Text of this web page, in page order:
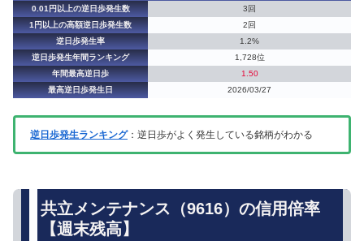
0.01円以上の逆日歩発生数
3回
1円以上の高額逆日歩発生数
2回
逆日歩発生率
1.2%
逆日歩発生年間ランキング
1,728位
年間最高逆日歩
1.50
最高逆日歩発生日
2026/03/27
逆日歩発生ランキング：逆日歩がよく発生している銘柄がわかる
共立メンテナンス（9616）の信用倍率
【週末残高】